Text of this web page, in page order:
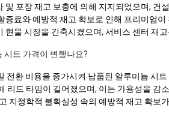
및 포장 재고 보충에 의해 지지되었으며, 건
증료와 예방적 재고 확보로 인해 프리미엄
현물 시장을 긴축시켰으며, 서비스 센터 재
시트 가격이 변했나요?
전환 비용을 증가시켜 납품된 알루미늄 시트
리드 타임이 길어졌으며, 이는 가용성을 감
지정학적 불확실성 속의 예방적 재고 확보